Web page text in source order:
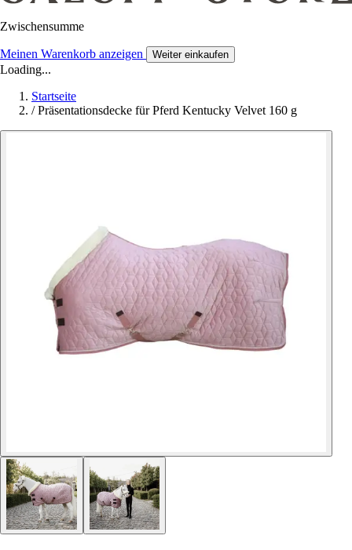
Zwischensumme
Meinen Warenkorb anzeigen Weiter einkaufen
Loading...
Startseite
/ Präsentationsdecke für Pferd Kentucky Velvet 160 g